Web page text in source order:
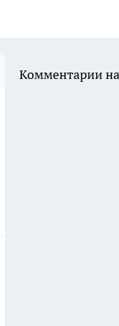
Комментарии